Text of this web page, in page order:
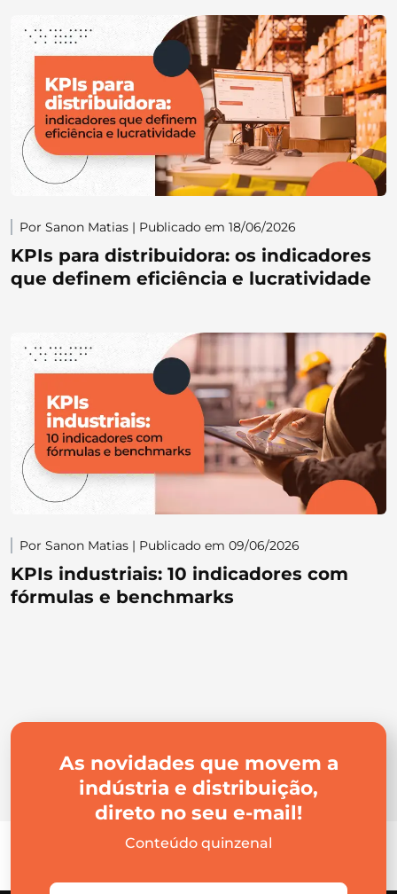
Por Sanon Matias | Publicado em 18/06/2026
KPIs para distribuidora: os indicadores
que definem eficiência e lucratividade
Por Sanon Matias | Publicado em 09/06/2026
KPIs industriais: 10 indicadores com
fórmulas e benchmarks
As novidades que movem a
indústria e distribuição,
direto no seu e-mail!
Conteúdo quinzenal